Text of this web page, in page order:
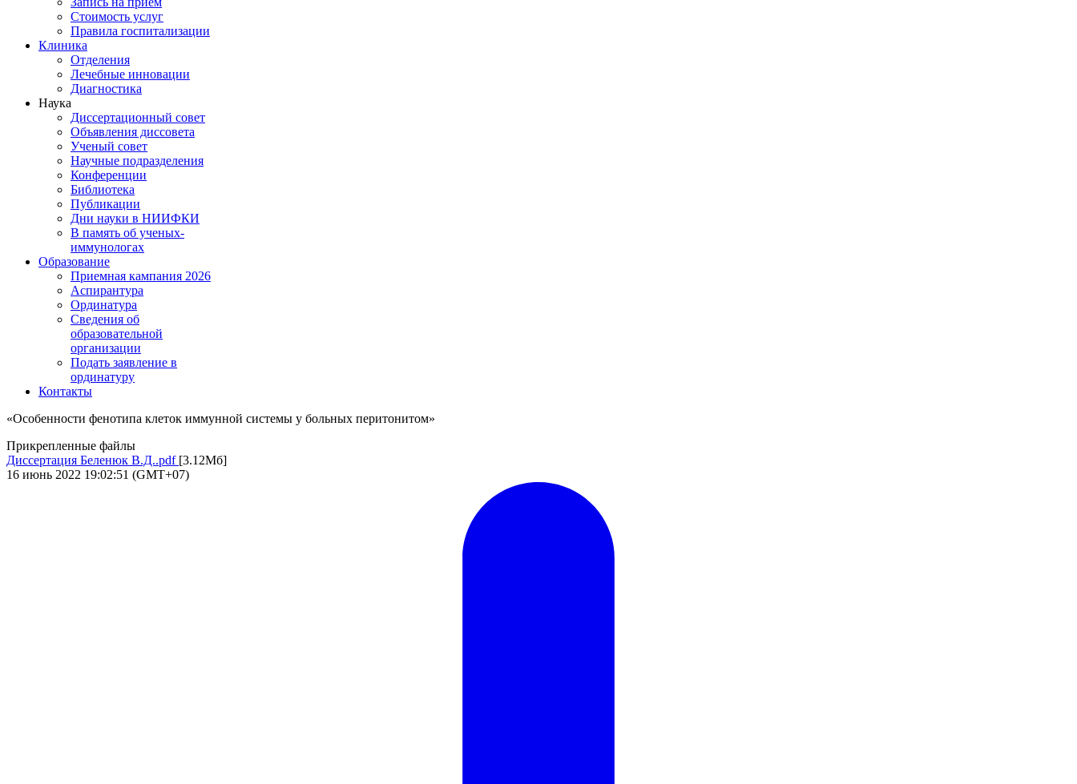
Стоимость услуг
Правила госпитализации
Клиника
Отделения
Лечебные инновации
Диагностика
Наука
Диссертационный совет
Объявления диссовета
Ученый совет
Научные подразделения
Конференции
Библиотека
Публикации
Дни науки в НИИФКИ
В память об ученых-
иммунологах
Образование
Приемная кампания 2026
Аспирантура
Ординатура
Сведения об
образовательной
организации
Подать заявление в
ординатуру
Контакты
«Особенности фенотипа клеток иммунной системы у больных перитонитом»
Прикрепленные файлы
Диссертация Беленюк В.Д..pdf [3.12Мб]
16 июнь 2022 19:02:51 (GMT+07)